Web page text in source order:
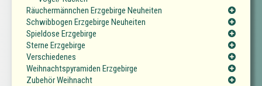
Räuchermännchen Erzgebirge Neuheiten
Schwibbogen Erzgebirge Neuheiten
Spieldose Erzgebirge
Sterne Erzgebirge
Verschiedenes
Weihnachtspyramiden Erzgebirge
Zubehör Weihnacht